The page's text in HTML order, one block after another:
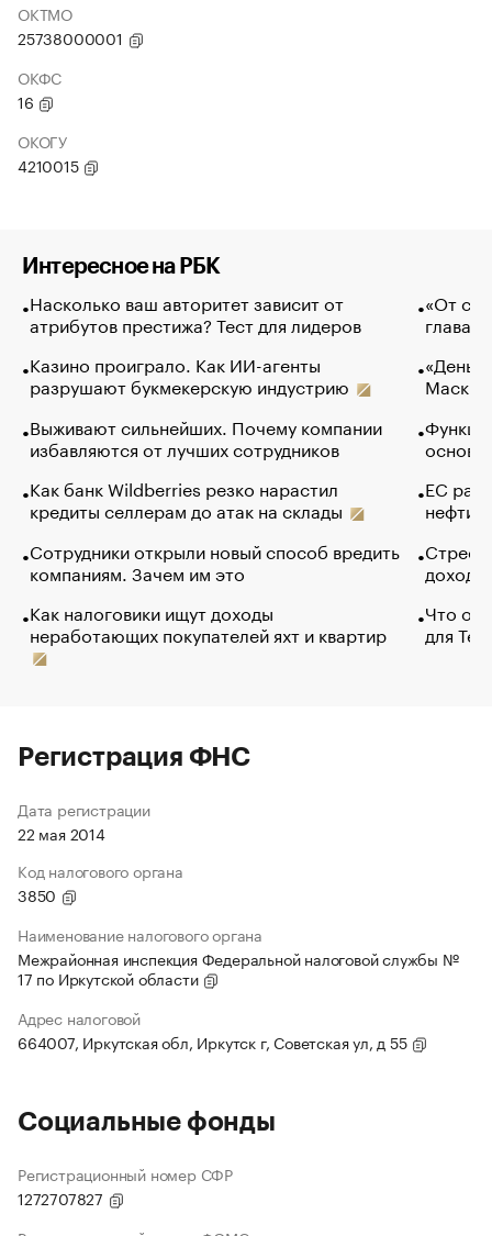
ОКТМО
25738000001
ОКФС
16
ОКОГУ
4210015
Интересное на РБК
Насколько ваш авторитет зависит от
атрибутов престижа? Тест для лидеров
Казино проиграло. Как ИИ-агенты
разрушают букмекерскую индустрию
Выживают сильнейших. Почему компании
избавляются от лучших сотрудников
Как банк Wildberries резко нарастил
кредиты селлерам до атак на склады
Сотрудники открыли новый способ вредить
компаниям. Зачем им это
Как налоговики ищут доходы
неработающих покупателей яхт и квартир
«От
глава
Маск в
основ
ЕС
нефти
Что
для
Регистрация ФНС
Дата регистрации
22 мая 2014
Код налогового органа
3850
Наименование налогового органа
Межрайонная инспекция Федеральной налоговой службы №
17 по Иркутской области
Адрес налоговой
664007, Иркутская обл, Иркутск г, Советская ул, д 55
Социальные фонды
Регистрационный номер СФР
1272707827